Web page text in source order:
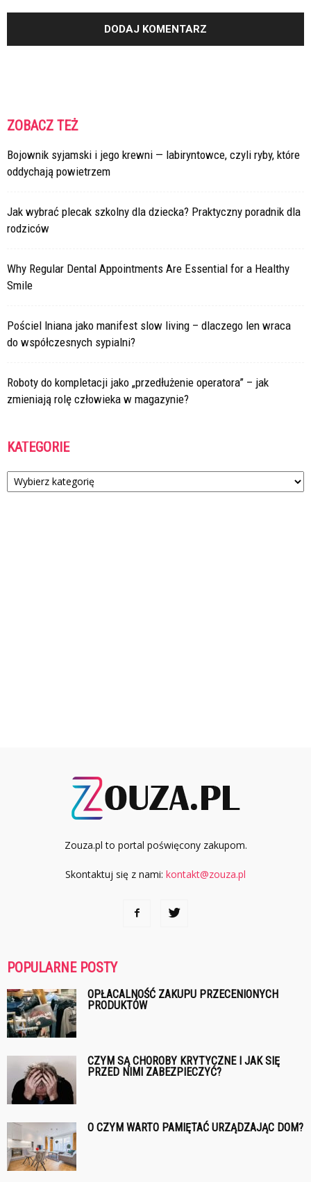
ZOBACZ TEŻ
Bojownik syjamski i jego krewni — labiryntowce, czyli ryby, które
oddychają powietrzem
Jak wybrać plecak szkolny dla dziecka? Praktyczny poradnik dla
rodziców
Why Regular Dental Appointments Are Essential for a Healthy
Smile
Pościel lniana jako manifest slow living – dlaczego len wraca
do współczesnych sypialni?
Roboty do kompletacji jako „przedłużenie operatora” – jak
zmieniają rolę człowieka w magazynie?
KATEGORIE
Kategorie
Zouza.pl to portal poświęcony zakupom.
Skontaktuj się z nami: kontakt@zouza.pl
POPULARNE POSTY
OPŁACALNOŚĆ ZAKUPU PRZECENIONYCH
PRODUKTÓW
CZYM SĄ CHOROBY KRYTYCZNE I JAK SIĘ
PRZED NIMI ZABEZPIECZYĆ?
O CZYM WARTO PAMIĘTAĆ URZĄDZAJĄC DOM?